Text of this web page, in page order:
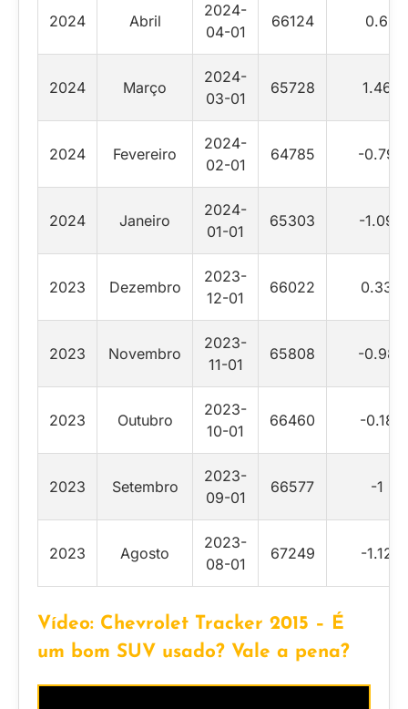
2024 Abril
2024-
04-01
66124 0.6
2024 Março
2024-
03-01
65728 1.46
2024 Fevereiro
2024-
02-01
64785 -0.79
2024 Janeiro
2024-
01-01
65303 -1.09
2023 Dezembro
2023-
12-01
66022 0.33
2023 Novembro
2023-
11-01
65808 -0.98
2023 Outubro
2023-
10-01
66460 -0.18
2023 Setembro
2023-
09-01
66577 -1
2023 Agosto
2023-
08-01
67249 -1.12
Vídeo: Chevrolet Tracker 2015 – É
um bom SUV usado? Vale a pena?